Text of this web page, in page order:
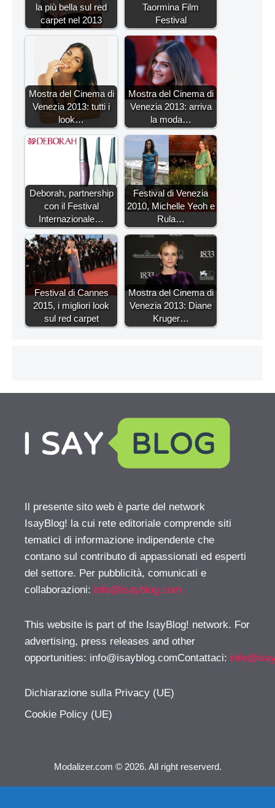
la più bella sul red
carpet nel 2013
Taormina Film
Festival
Mostra del Cinema di
Venezia 2013: tutti i
look…
Mostra del Cinema di
Venezia 2013: arriva
la moda…
Deborah, partnership
con il Festival
Internazionale…
Festival di Venezia
2010, Michelle Yeoh e
Rula…
Festival di Cannes
2015, i migliori look
sul red carpet
Mostra del Cinema di
Venezia 2013: Diane
Kruger…
Il presente sito web è parte del network
IsayBlog! la cui rete editoriale comprende siti
tematici di informazione indipendente che
contano sul contributo di appassionati ed esperti
del settore. Per pubblicità, comunicati e
collaborazioni: info@isayblog.com
This website is part of the IsayBlog! network. For
advertising, press releases and other
opportunities: info@isayblog.comContattaci:
Dichiarazione sulla Privacy (UE)
Cookie Policy (UE)
Modalizer.com © 2026. All right reserverd.